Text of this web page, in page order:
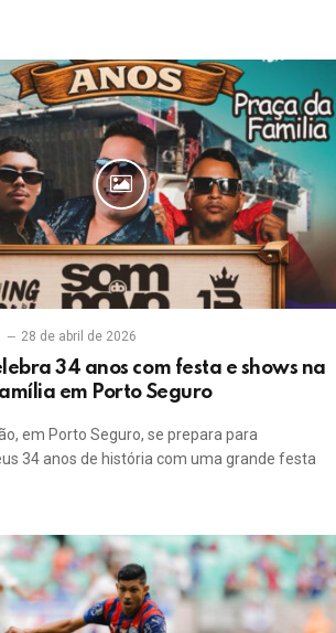
28 de abril de 2026
34 anos com festa e shows na
em Porto Seguro
em Porto Seguro, se prepara para
34 anos de história com uma grande festa